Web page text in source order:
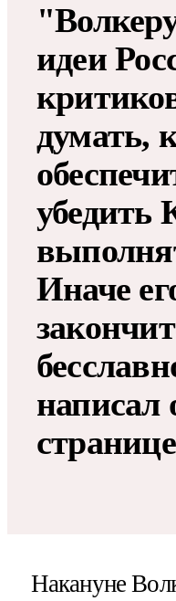
идеи
думать,
убедить
Иначе
написал
Накануне